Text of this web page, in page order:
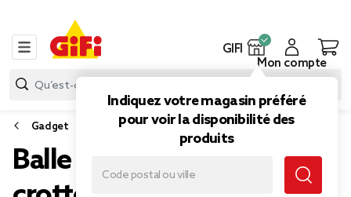
GIFI
Indiquez votre magasin préféré
pour voir la disponibilité des
produits
Mon compte
Gadget
Balle anti-stress forme